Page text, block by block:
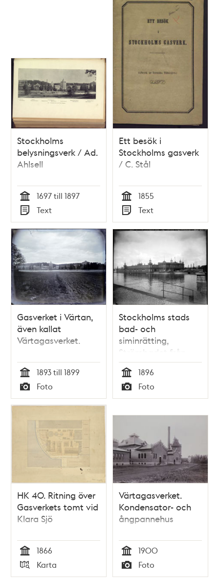
Stockholms
belysningsverk / Ad.
Ahlsell
Tid
1697 till 1897
Typ
Text
Ett besök i
Stockholms gasverk
/ C. Stål
Tid
1855
Typ
Text
Gasverket i Värtan,
även kallat
Värtagasverket.
Tid
1893 till 1899
Typ
Foto
Stockholms stads
bad- och
siminrätting,
Strömbadet från
Riddarholmen
Tid
1896
Typ
Foto
HK 40. Ritning över
Gasverkets tomt vid
Klara Sjö
Tid
1866
Typ
Karta
Värtagasverket.
Kondensator- och
ångpannehus
Tid
1900
Typ
Foto